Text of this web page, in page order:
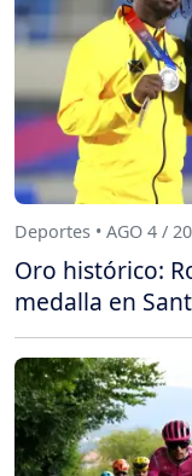
Deportes • AGO 4 /
Oro histórico:
medalla en